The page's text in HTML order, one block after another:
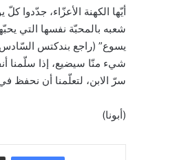
أيّها الكهنة الأعزّاء، جدّدوا
شعبه بالمحبّة نفسها التي
شيء منّا سيضيع، إذا سلّمنا
سرّ الابن، لتعلّمنا أن نحفظ
(أبونا)